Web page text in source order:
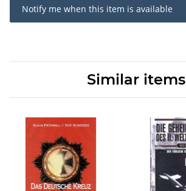
Notify me when this item is available
Similar items